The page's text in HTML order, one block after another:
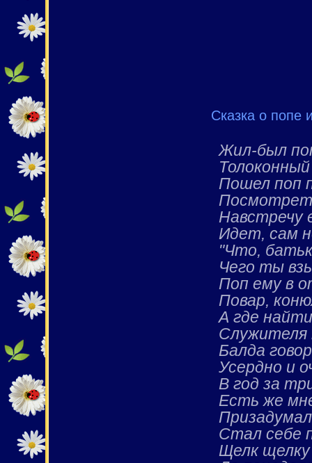
Сказка о попе
Жил-был
Пошел поп
Навстречу
Идет, сам
"Что,
Чего ты
Поп ему в
Повар,
А где
Служителя
Балда
Усердно и
В год за
Есть же
Стал себе
Щелк щелку